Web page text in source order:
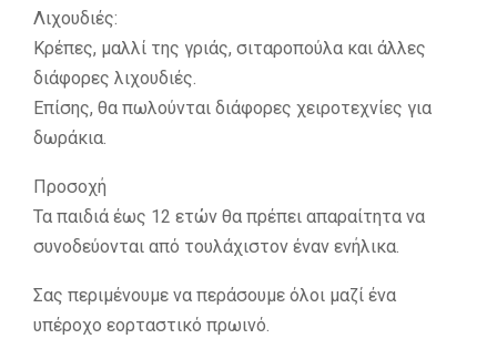
Λιχουδιές:
Κρέπες, μαλλί της γριάς, σιταροπούλα και άλλες
διάφορες λιχουδιές.
Επίσης, θα πωλούνται διάφορες χειροτεχνίες για
δωράκια.
Προσοχή
Τα παιδιά έως 12 ετών θα πρέπει απαραίτητα να
συνοδεύονται από τουλάχιστον έναν ενήλικα.
Σας περιμένουμε να περάσουμε όλοι μαζί ένα
υπέροχο εορταστικό πρωινό.